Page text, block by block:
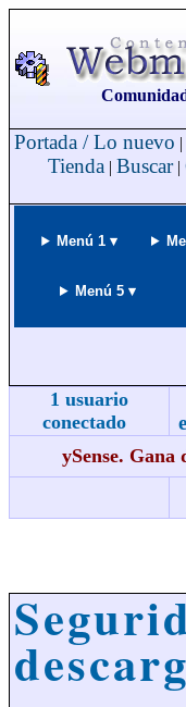
Portada / Lo nuevo |
Tienda | Buscar|
Menú 1 ▾
Menú 5 ▾
1 usuario
conectado
ySense. Gana